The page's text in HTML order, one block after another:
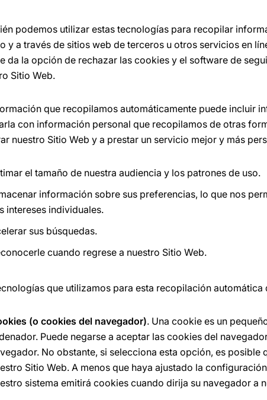
podemos utilizar estas tecnologías para recopilar
y a través de sitios web de terceros u otros servicios en
da la opción de rechazar las cookies y el software de
Sitio Web.
que recopilamos automáticamente puede incluir
con información personal que recopilamos de otras
nuestro Sitio Web y a prestar un servicio mejor y más
el tamaño de nuestra audiencia y los patrones de uso.
información sobre sus preferencias, lo que nos
intereses individuales.
sus búsquedas.
cuando regrese a nuestro Sitio Web.
que utilizamos para esta recopilación automática
(o cookies del navegador). Una cookie es un
Puede negarse a aceptar las cookies del
No obstante, si selecciona esta opción, es
Sitio Web. A menos que haya ajustado la
sistema emitirá cookies cuando dirija su navegador a